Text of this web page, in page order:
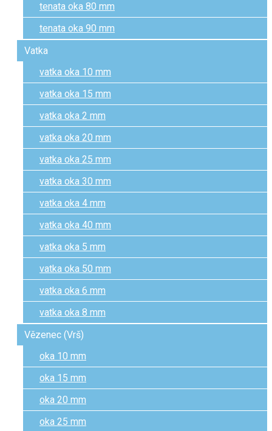
tenata oka 80 mm
tenata oka 90 mm
Vatka
vatka oka 10 mm
vatka oka 15 mm
vatka oka 2 mm
vatka oka 20 mm
vatka oka 25 mm
vatka oka 30 mm
vatka oka 4 mm
vatka oka 40 mm
vatka oka 5 mm
vatka oka 50 mm
vatka oka 6 mm
vatka oka 8 mm
Vězenec (Vrš)
oka 10 mm
oka 15 mm
oka 20 mm
oka 25 mm